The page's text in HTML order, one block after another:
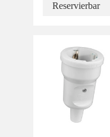
Reservierbar